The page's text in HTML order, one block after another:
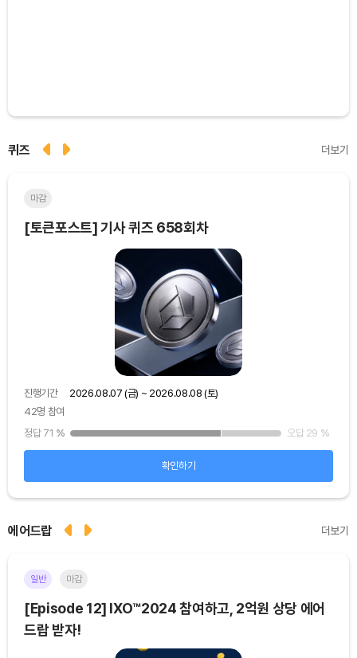
퀴즈 더보기
마감
[토큰포스트] 기사 퀴즈 658회차
진행기간
2026.08.07 (금) ~ 2026.08.08 (토)
42명 참여
정답 71 % 오답 29 %
확인하기
에어드랍 더보기
일반 마감
[Episode 12] IXO™2024 참여하고, 2억원 상당 에어
드랍 받자!